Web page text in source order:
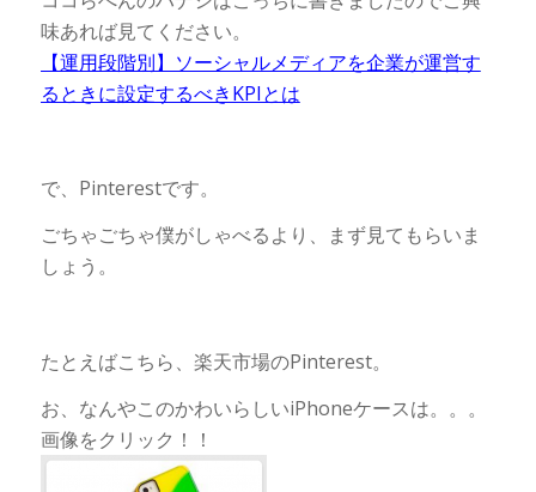
味あれば見てください。
【運用段階別】ソーシャルメディアを企業が運営す
るときに設定するべきKPIとは
で、Pinterestです。
ごちゃごちゃ僕がしゃべるより、まず見てもらいま
しょう。
たとえばこちら、楽天市場のPinterest。
お、なんやこのかわいらしいiPhoneケースは。。。
画像をクリック！！